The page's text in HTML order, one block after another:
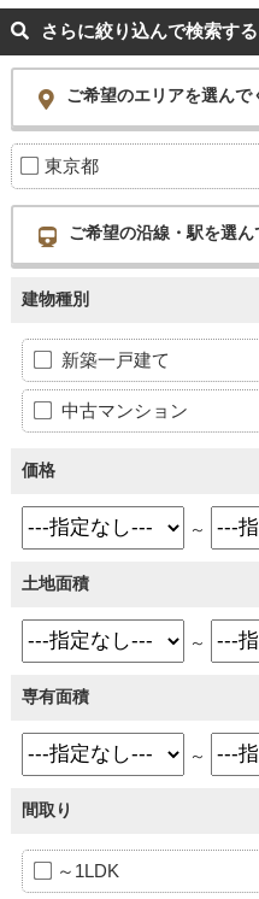
さらに絞り込んで検索する
ご希望のエリアを選んで
東京都
ご希望の沿線・駅を選
建物種別
新築一戸建て
中古マンション
価格
～
土地面積
～
専有面積
～
間取り
～1LDK